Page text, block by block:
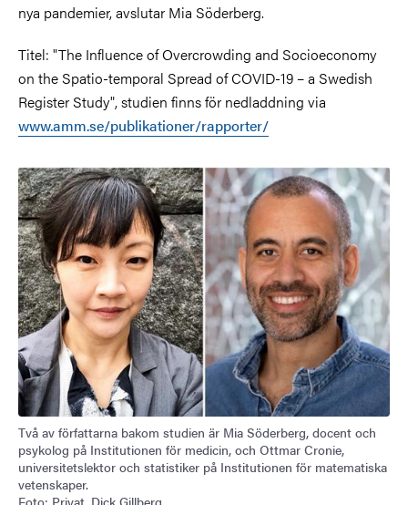
nya pandemier, avslutar Mia Söderberg.
Titel: "The Influence of Overcrowding and Socioeconomy
on the Spatio-temporal Spread of COVID-19 – a Swedish
Register Study", studien finns för nedladdning via
www.amm.se/publikationer/rapporter/
Två av författarna bakom studien är Mia Söderberg, docent och
psykolog på Institutionen för medicin, och Ottmar Cronie,
universitetslektor och statistiker på Institutionen för matematiska
vetenskaper.